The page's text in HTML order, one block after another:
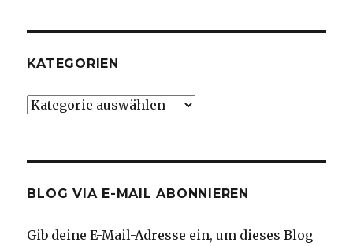
KATEGORIEN
Kategorien
BLOG VIA E-MAIL ABONNIEREN
Gib deine E-Mail-Adresse ein, um dieses Blog